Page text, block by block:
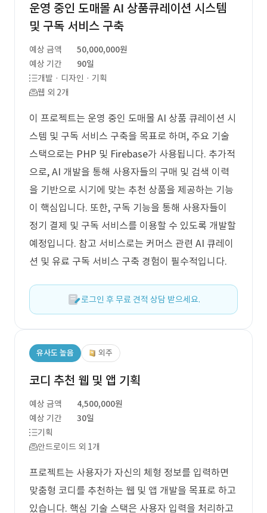
운영 중인 도매몰 AI 상품큐레이션 시스템
및 구독 서비스 구축
예상 금액
50,000,000원
예상 기간
90일
개발 · 디자인 · 기획
웹 외 2개
이 프로젝트는 운영 중인 도매몰 AI 상품 큐레이션 시
스템 및 구독 서비스 구축을 목표로 하며, 주요 기술
스택으로는 PHP 및 Firebase가 사용됩니다. 추가적
으로, AI 개발을 통해 사용자들의 구매 및 검색 이력
을 기반으로 시기에 맞는 추천 상품을 제공하는 기능
이 핵심입니다. 또한, 구독 기능을 통해 사용자들이
정기 결제 및 구독 서비스를 이용할 수 있도록 개발할
예정입니다. 참고 서비스로는 커머스 관련 AI 큐레이
션 및 유료 구독 서비스 구축 경험이 필수적입니다.
로그인 후 무료 견적 상담 받으세요.
유사도 높음 외주
코디 추천 웹 및 앱 기획
예상 금액
4,500,000원
예상 기간
30일
기획
안드로이드 외 1개
프로젝트는 사용자가 자신의 체형 정보를 입력하면
맞춤형 코디를 추천하는 웹 및 앱 개발을 목표로 하고
있습니다. 핵심 기술 스택은 사용자 입력을 처리하고